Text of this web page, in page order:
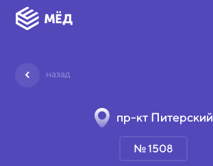
назад
пр-кт Питерский
№ 1508